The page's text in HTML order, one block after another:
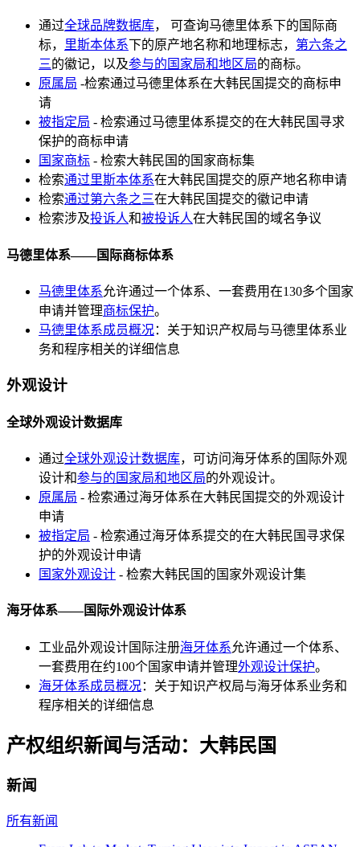
通过全球品牌数据库， 可查询马德里体系下的国际商
标，
里斯本体系下的原产地名称和地理标志， 第六条之
三的徽记，以及参与的国家局和地区局的商标。
原属局 -检索通过马德里体系在大韩民国提交的商标申
请
被指定局 - 检索通过马德里体系提交的在大韩民国寻求
保护的商标申请
国家商标 - 检索大韩民国的国家商标集
检索通过里斯本体系在大韩民国提交的原产地名称申请
检索通过第六条之三在大韩民国提交的徽记申请
检索涉及投诉人和被投诉人在大韩民国的域名争议
马德里体系——国际商标体系
马德里体系允许通过一个体系、一套费用在130多个国家
申请并管理商标保护。
马德里体系成员概况：关于知识产权局与马德里体系业
务和程序相关的详细信息
外观设计
全球外观设计数据库
通过全球外观设计数据库，可访问海牙体系的国际外观
设计和参与的国家局和地区局的外观设计。
原属局 - 检索通过海牙体系在大韩民国提交的外观设计
申请
被指定局 - 检索通过海牙体系提交的在大韩民国寻求保
护的外观设计申请
国家外观设计 - 检索大韩民国的国家外观设计集
海牙体系——国际外观设计体系
工业品外观设计国际注册海牙体系允许通过一个体系、
一套费用在约100个国家申请并管理外观设计保护。
海牙体系成员概况：关于知识产权局与海牙体系业务和
程序相关的详细信息
产权组织新闻与活动：大韩民国
新闻
所有新闻